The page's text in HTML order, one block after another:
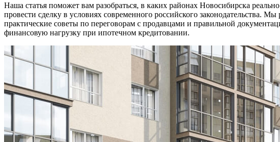
Наша статья поможет вам разобраться, в каких районах Новосибирска
провести сделку в условиях современного российского
практические советы по переговорам с продавцами и правильной
финансовую нагрузку при ипотечном кредитовании.